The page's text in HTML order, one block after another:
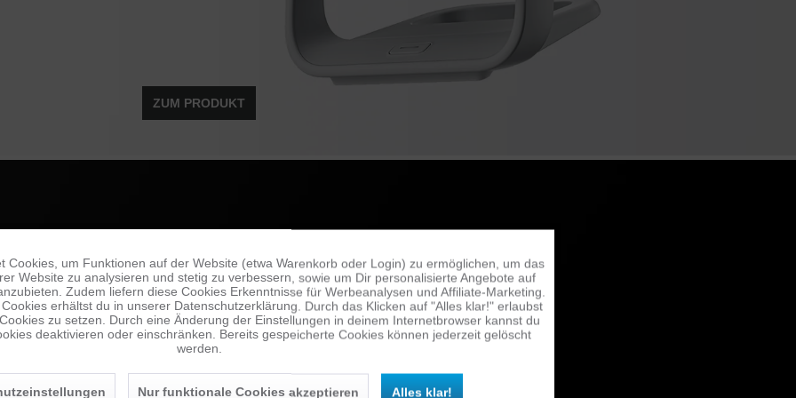
ZUM PRODUKT
Aktiv
Inaktiv
Inaktiv
Cookies, um Funktionen auf der Website (etwa Warenkorb oder Login) zu ermöglichen, um das
Website zu analysieren und stetig zu verbessern, sowie um Dir personalisierte Angebote auf
Zudem liefern diese Cookies Erkenntnisse für Werbeanalysen und Affiliate-Marketing.
erhältst du in unserer Datenschutzerklärung. Durch das Klicken auf "Alles klar!" erlaubst
zu setzen. Durch eine Änderung der Einstellungen in deinem Internetbrowser kannst du
deaktivieren oder einschränken. Bereits gespeicherte Cookies können jederzeit gelöscht
werden.
Nur funktionale Cookies akzeptieren Alles klar!